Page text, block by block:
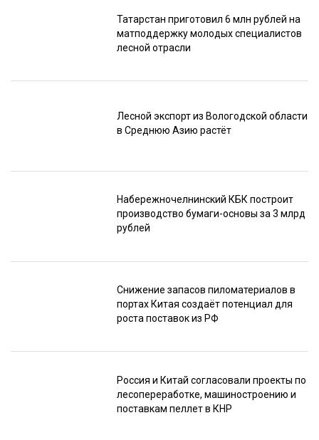
Татарстан приготовил 6 млн рублей на
матподдержку молодых специалистов
лесной отрасли
Лесной экспорт из Вологодской области
в Среднюю Азию растёт
Набережночелнинский КБК построит
производство бумаги-основы за 3 млрд
рублей
Снижение запасов пиломатериалов в
портах Китая создаёт потенциал для
роста поставок из РФ
Россия и Китай согласовали проекты по
лесопереработке, машиностроению и
поставкам пеллет в КНР